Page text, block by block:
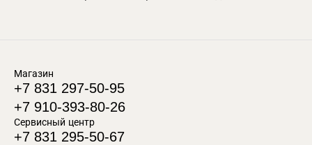
Магазин
+7 831 297-50-95
+7 910-393-80-26
Сервисный центр
+7 831 295-50-67